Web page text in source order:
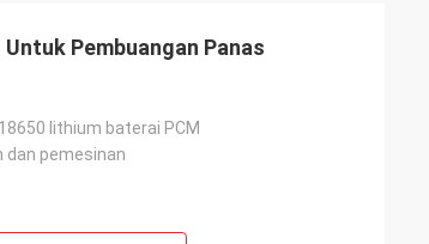
Pembuangan Panas
lithium baterai PCM
dan pemesinan